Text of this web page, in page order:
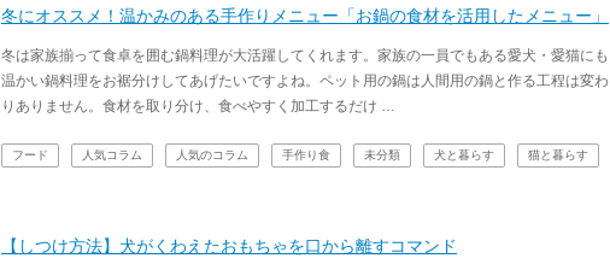
冬にオススメ！温かみのある手作りメニュー「お鍋の食材を活用したメニュー」
冬は家族揃って食卓を囲む鍋料理が大活躍してくれます。家族の一員でもある愛犬・愛猫にも
温かい鍋料理をお裾分けしてあげたいですよね。ペット用の鍋は人間用の鍋と作る工程は変わ
りありません。食材を取り分け、食べやすく加工するだけ …
フード 人気コラム 人気のコラム 手作り食 未分類 犬と暮らす 猫と暮らす
【しつけ方法】犬がくわえたおもちゃを口から離すコマンド